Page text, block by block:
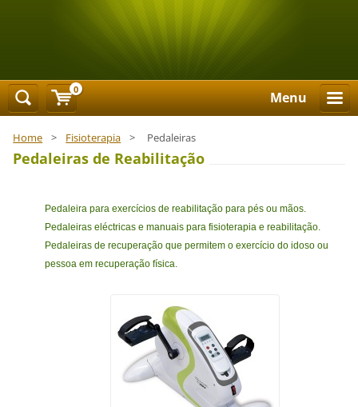
Menu
Home > Fisioterapia > Pedaleiras
Pedaleiras de Reabilitação
Pedaleira para exercícios de reabilitação para pés ou mãos.
Pedaleiras eléctricas e manuais para fisioterapia e reabilitação.
Pedaleiras de recuperação que permitem o exercício do idoso ou
pessoa em recuperação física.
0